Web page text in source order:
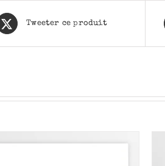
Tweeter ce produit